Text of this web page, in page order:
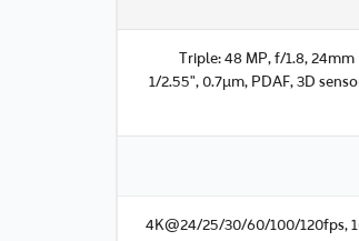
Triple: 48 MP, f/1.8,
1/2.55", 0.7µm, PDAF, 3D
4K@24/25/30/60/100/120fps,